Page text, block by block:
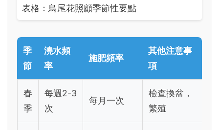
表格：鳥尾花照顧季節性要點
季
節
澆水頻
率
施肥頻率
其他注意事
項
春
季
每週2-3
次
每月一次
檢查換盆，
繁殖